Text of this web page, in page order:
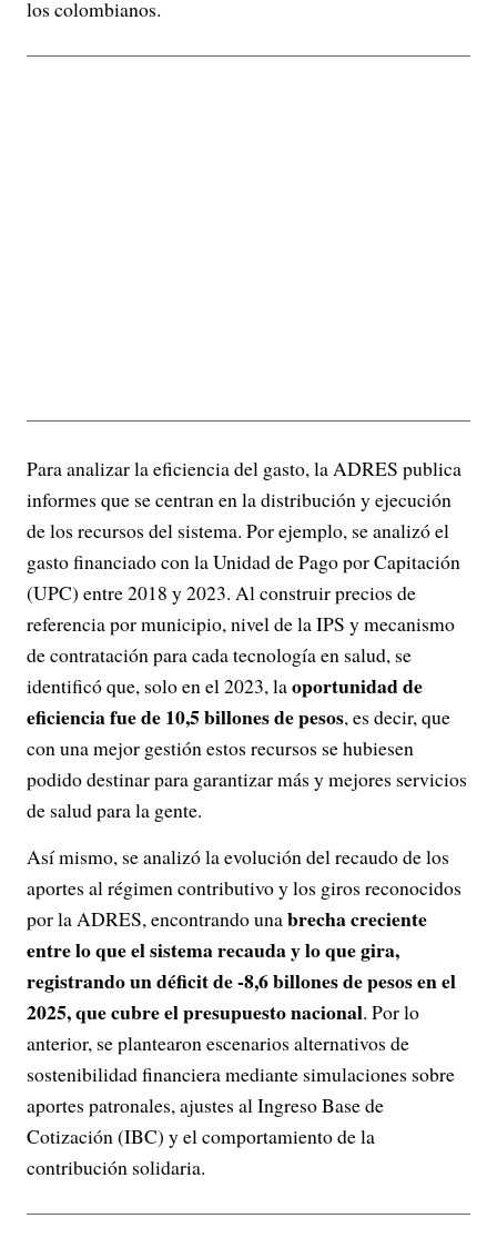
los colombianos.
Para analizar la eficiencia del gasto, la ADRES publica
informes que se centran en la distribución y ejecución
de los recursos del sistema. Por ejemplo, se analizó el
gasto financiado con la Unidad de Pago por Capitación
(UPC) entre 2018 y 2023. Al construir precios de
referencia por municipio, nivel de la IPS y mecanismo
de contratación para cada tecnología en salud, se
identificó que, solo en el 2023, laoportunidad de
eficiencia fue de 10,5 billones de pesos, es decir, que
con una mejor gestión estos recursos se hubiesen
podido destinar para garantizar más y mejores servicios
de salud para la gente.
Así mismo, se analizó la evolución del recaudo de los
aportes al régimen contributivo y los giros reconocidos
por la ADRES, encontrando unabrecha creciente
entre lo que el sistema recauda y lo que gira,
registrando un déficit de -8,6 billones de pesos en el
2025, que cubre el presupuesto nacional. Por lo
anterior, se plantearon escenarios alternativos de
sostenibilidad financiera mediante simulaciones sobre
aportes patronales, ajustes al Ingreso Base de
Cotización (IBC) y el comportamiento de la
contribución solidaria.